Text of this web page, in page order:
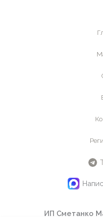
ИП Сметанко